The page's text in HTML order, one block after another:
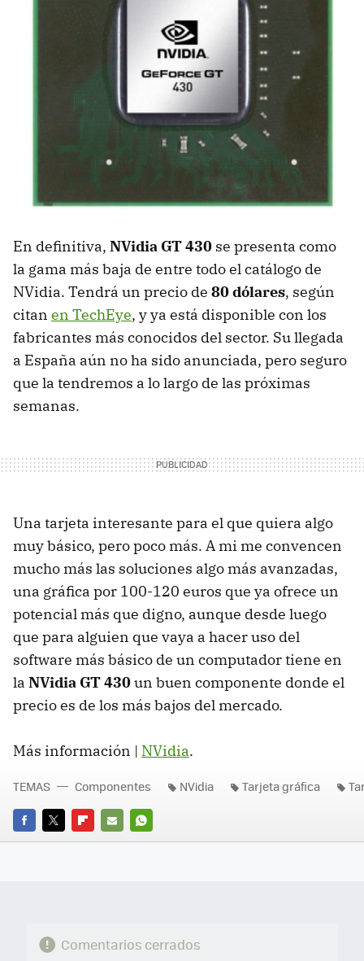
En definitiva, NVidia GT 430 se presenta como
la gama más baja de entre todo el catálogo de
NVidia. Tendrá un precio de 80 dólares, según
citan en TechEye, y ya está disponible con los
fabricantes más conocidos del sector. Su llegada
a España aún no ha sido anunciada, pero seguro
que la tendremos a lo largo de las próximas
semanas.
Una tarjeta interesante para el que quiera algo
muy básico, pero poco más. A mi me convencen
mucho más las soluciones algo más avanzadas,
una gráfica por 100-120 euros que ya ofrece un
potencial más que digno, aunque desde luego
que para alguien que vaya a hacer uso del
software más básico de un computador tiene en
la NVidia GT 430un buen componente donde el
precio es de los más bajos del mercado.
Más información | NVidia.
FACEBOOK
TWITTERFLIPBOARD
E-
WHATSAPP
TEMAS Componentes NVidia Tarjeta gráfica
Comentarios cerrados